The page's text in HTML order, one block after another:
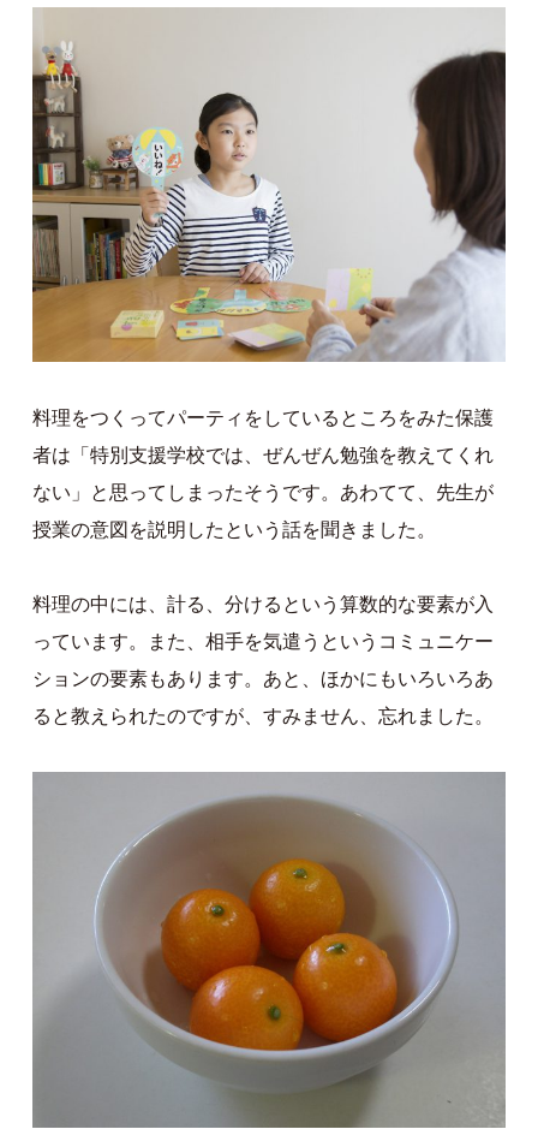
料理をつくってパーティをしているところをみた保護
者は「特別支援学校では、ぜんぜん勉強を教えてくれ
ない」と思ってしまったそうです。あわてて、先生が
授業の意図を説明したという話を聞きました。
料理の中には、計る、分けるという算数的な要素が入
っています。また、相手を気遣うというコミュニケー
ションの要素もあります。あと、ほかにもいろいろあ
ると教えられたのですが、すみません、忘れました。